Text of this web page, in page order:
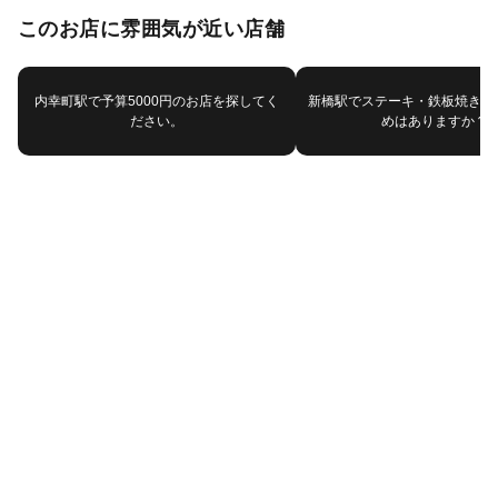
このお店に雰囲気が近い店舗
内幸町駅で予算5000円のお店を探してく
ださい。
新橋駅でステーキ・鉄板焼き
めはありますか？